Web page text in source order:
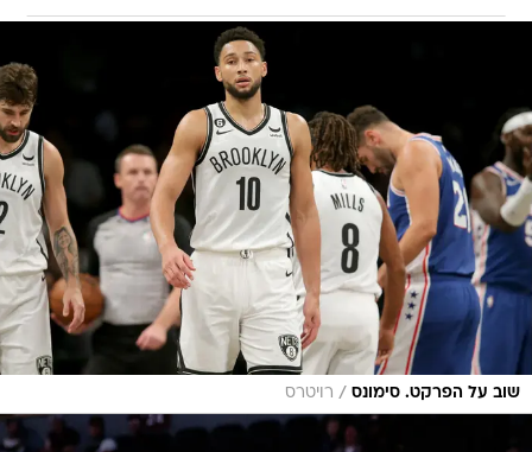
שוב על הפרקט. סימונס / רויטרס